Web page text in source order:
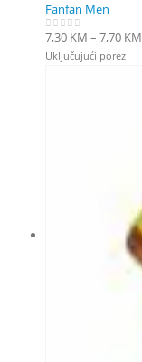
Fanfan Men
0out of 5
7,30 KM – 7,70 KM
Uključujući porez